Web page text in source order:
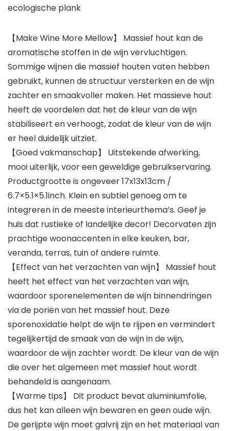
ecologische plank
【Make Wine More Mellow】 Massief hout kan de
aromatische stoffen in de wijn vervluchtigen.
Sommige wijnen die massief houten vaten hebben
gebruikt, kunnen de structuur versterken en de wijn
zachter en smaakvoller maken. Het massieve hout
heeft de voordelen dat het de kleur van de wijn
stabiliseert en verhoogt, zodat de kleur van de wijn
er heel duidelijk uitziet.
【Goed vakmanschap】 Uitstekende afwerking,
mooi uiterlijk, voor een geweldige gebruikservaring.
Productgrootte is ongeveer 17x13x13cm /
6.7×5.1×5.1inch. Klein en subtiel genoeg om te
integreren in de meeste interieurthema’s. Geef je
huis dat rustieke of landelijke decor! Decorvaten zijn
prachtige woonaccenten in elke keuken, bar,
veranda, terras, tuin of andere ruimte.
【Effect van het verzachten van wijn】 Massief hout
heeft het effect van het verzachten van wijn,
waardoor sporenelementen de wijn binnendringen
via de poriën van het massief hout. Deze
sporenoxidatie helpt de wijn te rijpen en vermindert
tegelijkertijd de smaak van de wijn in de wijn,
waardoor de wijn zachter wordt. De kleur van de wijn
die over het algemeen met massief hout wordt
behandeld is aangenaam.
【Warme tips】 Dit product bevat aluminiumfolie,
dus het kan alleen wijn bewaren en geen oude wijn.
De gerijpte wijn moet galvrij zijn en het materiaal van